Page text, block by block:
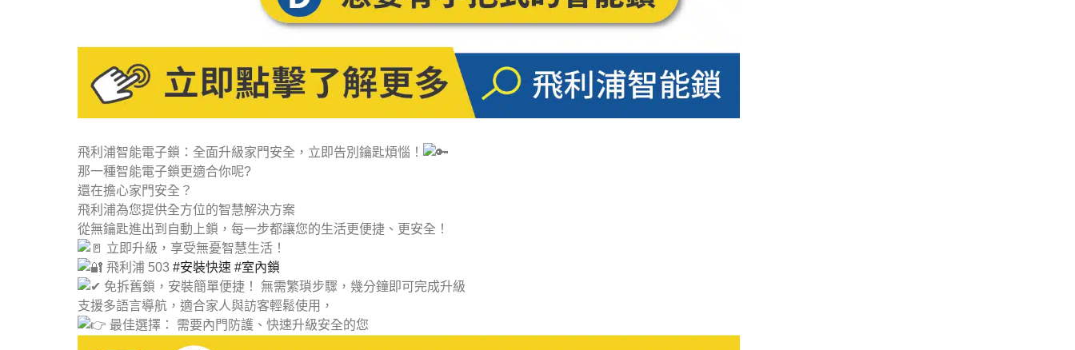
飛利浦智能電子鎖：全面升級家門安全，立即告別鑰匙煩惱！
那一種智能電子鎖更適合你呢?
還在擔心家門安全？
飛利浦為您提供全方位的智慧解決方案
從無鑰匙進出到自動上鎖，每一步都讓您的生活更便捷、更安全！
立即升級，享受無憂智慧生活！
飛利浦 503 #安裝快速 #室內鎖
免拆舊鎖，安裝簡單便捷！ 無需繁瑣步驟，幾分鐘即可完成升級
支援多語言導航，適合家人與訪客輕鬆使用，
最佳選擇： 需要內門防護、快速升級安全的您